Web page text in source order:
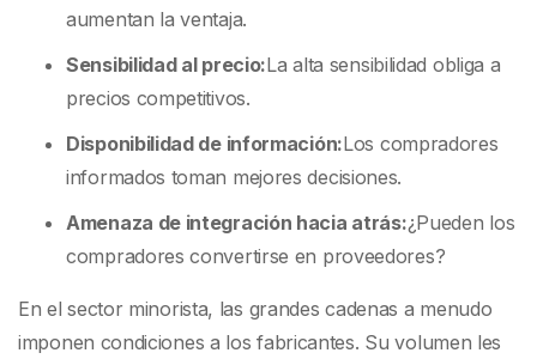
aumentan la ventaja.
Sensibilidad al precio:La alta sensibilidad obliga a
precios competitivos.
Disponibilidad de información:Los compradores
informados toman mejores decisiones.
Amenaza de integración hacia atrás:¿Pueden los
compradores convertirse en proveedores?
En el sector minorista, las grandes cadenas a menudo
imponen condiciones a los fabricantes. Su volumen les